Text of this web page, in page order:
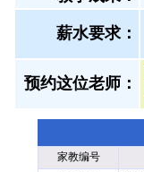
薪水要求：
预约这位老师：
家教编号